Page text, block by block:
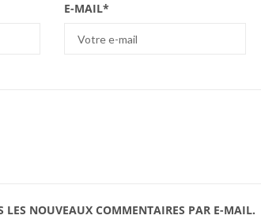
E-MAIL*
LES NOUVEAUX COMMENTAIRES PAR E-MAIL.